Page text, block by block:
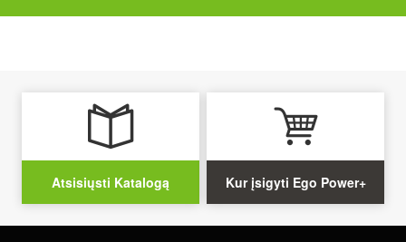
Atsisiųsti Katalogą Kur įsigyti Ego Power+